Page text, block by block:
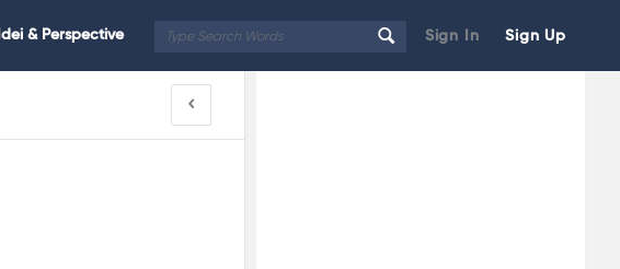
Sign In Sign Up
Idei & Perspective